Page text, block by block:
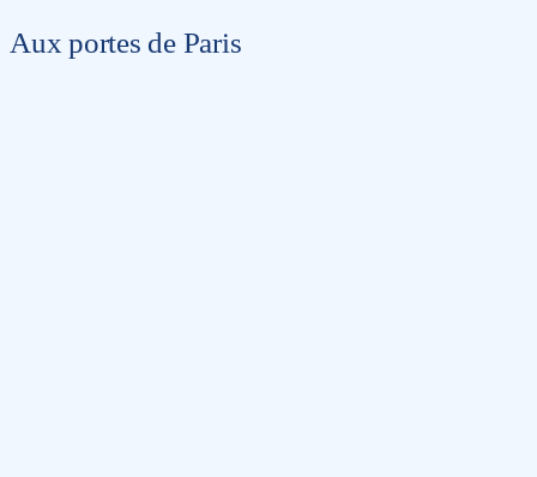
Aux portes de Paris